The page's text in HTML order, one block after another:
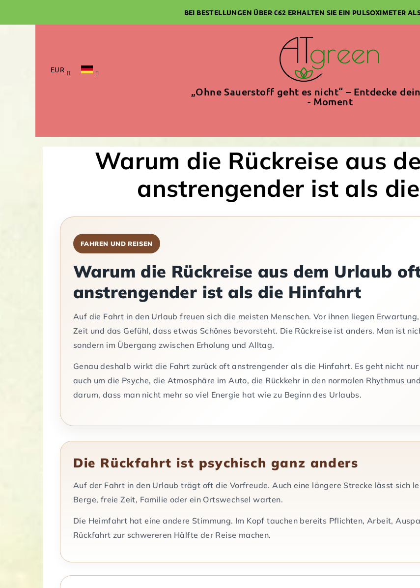
BEI BESTELLUNGEN ÜBER €62 ERHALTEN SIE EIN PULSOXIMETER
EUR
„Ohne Sauerstoff geht es nicht“ – Entdecke
- Moment
Warum die Rückreise aus
anstrengender ist als
FAHREN UND REISEN
Warum die Rückreise aus dem Urlaub
anstrengender ist als die Hinfahrt
Auf die Fahrt in den Urlaub freuen sich die meisten Menschen. Vor ihnen liegen
Zeit und das Gefühl, dass etwas Schönes bevorsteht. Die Rückreise ist anders. Man ist
sondern im Übergang zwischen Erholung und Alltag.
Genau deshalb wirkt die Fahrt zurück oft anstrengender als die Hinfahrt. Es geht nicht nur
auch um die Psyche, die Atmosphäre im Auto, die Rückkehr in den normalen Rhythmus
darum, dass man nicht mehr so viel Energie hat wie zu Beginn des Urlaubs.
Die Rückfahrt ist psychisch ganz anders
Auf der Fahrt in den Urlaub trägt oft die Vorfreude. Auch eine längere Strecke lässt sich
Berge, freie Zeit, Familie oder ein Ortswechsel warten.
Die Heimfahrt hat eine andere Stimmung. Im Kopf tauchen bereits Pflichten, Arbeit,
Rückfahrt zur schwereren Hälfte der Reise machen.